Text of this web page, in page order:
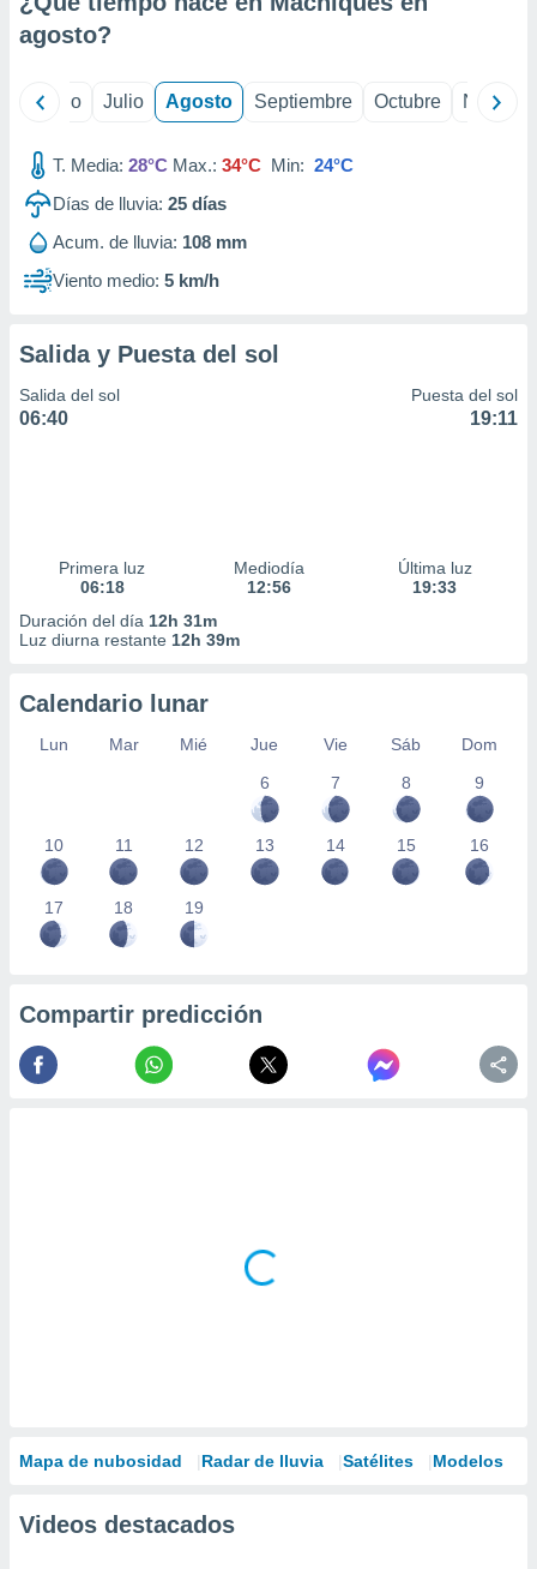
e
publicidad
publicidad
de
agosto?
Junio Julio Agosto Septiembre Octubre
T. Media: 28°C Max.: 34°C Min: 24°C
Días de lluvia: 25 días
Acum. de lluvia: 108 mm
Viento medio: 5 km/h
Salida y Puesta del sol
Salida del sol
06:40
Puesta del sol
19:11
Primera luz
06:18
Mediodía
12:56
Última luz
19:33
Duración del día 12h 31m
Luz diurna restante 12h 39m
Calendario lunar
Lun Mar Mié Jue Vie Sáb
Dom
6
7 8 9
10 11 12 13 14 15 16
17 18 19
Compartir predicción
Mapa de nubosidad Radar de lluvia Satélites Modelos
Videos destacados